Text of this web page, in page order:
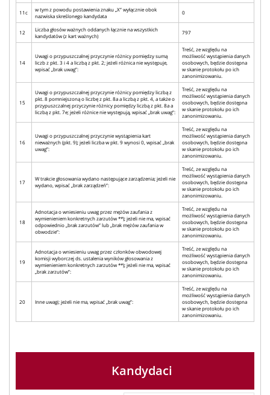
11c
w tym z powodu postawienia znaku „X” wyłącznie obok
nazwiska skreślonego kandydata
0
12
Liczba głosów ważnych oddanych łącznie na wszystkich
kandydatów (z kart ważnych)
797
14
Uwagi o przypuszczalnej przyczynie różnicy pomiędzy sumą
liczb z pkt. 3 i 4 a liczbą z pkt. 2; jeżeli różnica nie występuje,
wpisać „brak uwag”:
Treść, ze względu na
możliwość wystąpienia danych
osobowych, będzie dostępna
w skanie protokołu po ich
zanonimizowaniu.
15
Uwagi o przypuszczalnej przyczynie różnicy pomiędzy liczbą z
pkt. 8 pomniejszoną o liczbę z pkt. 8a a liczbą z pkt. 4, a także o
przypuszczalnej przyczynie różnicy pomiędzy liczbą z pkt. 8a a
liczbą z pkt. 7e; jeżeli różnice nie występują, wpisać „brak uwag”:
Treść, ze względu na
możliwość wystąpienia danych
osobowych, będzie dostępna
w skanie protokołu po ich
zanonimizowaniu.
16
Uwagi o przypuszczalnej przyczynie wystąpienia kart
nieważnych (pkt. 9); jeżeli liczba w pkt. 9 wynosi 0, wpisać „brak
uwag”:
Treść, ze względu na
możliwość wystąpienia danych
osobowych, będzie dostępna
w skanie protokołu po ich
zanonimizowaniu.
17
W trakcie głosowania wydano następujące zarządzenia; jeżeli nie
wydano, wpisać „brak zarządzeń”:
Treść, ze względu na
możliwość wystąpienia danych
osobowych, będzie dostępna
w skanie protokołu po ich
zanonimizowaniu.
18
Adnotacja o wniesieniu uwag przez mężów zaufania z
wymienieniem konkretnych zarzutów **); jeżeli nie ma, wpisać
odpowiednio „brak zarzutów” lub „brak mężów zaufania w
obwodzie”:
Treść, ze względu na
możliwość wystąpienia danych
osobowych, będzie dostępna
w skanie protokołu po ich
zanonimizowaniu.
19
Adnotacja o wniesieniu uwag przez członków obwodowej
komisji wyborczej ds. ustalenia wyników głosowania z
wymienieniem konkretnych zarzutów **); jeżeli nie ma, wpisać
„brak zarzutów”:
Treść, ze względu na
możliwość wystąpienia danych
osobowych, będzie dostępna
w skanie protokołu po ich
zanonimizowaniu.
20 Inne uwagi; jeżeli nie ma, wpisać „brak uwag”:
Treść, ze względu na
możliwość wystąpienia danych
osobowych, będzie dostępna
w skanie protokołu po ich
zanonimizowaniu.
Kandydaci